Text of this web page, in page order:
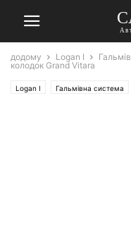
додому Logan I
колодок Grand Vitara
Logan I Гальмівна система